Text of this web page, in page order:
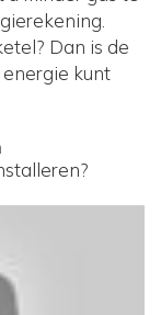
Dan is de
kunt